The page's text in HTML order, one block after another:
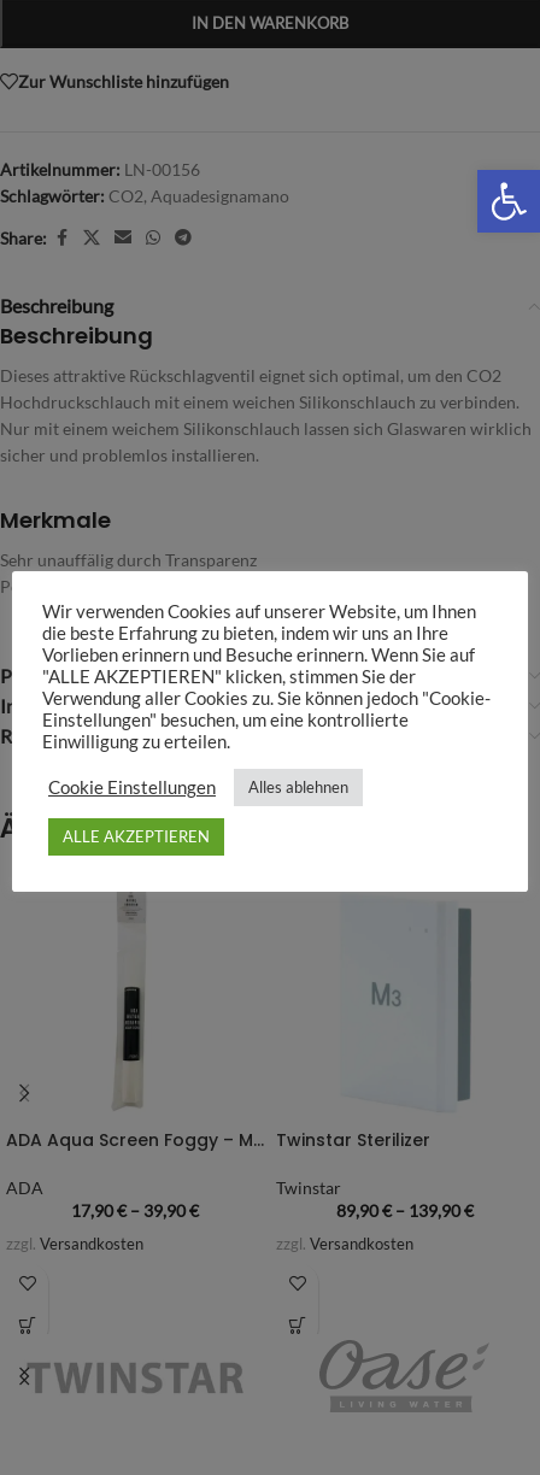
IN DEN WARENKORB
Zur Wunschliste hinzufügen
Artikelnummer: LN-00156
Schlagwörter: CO2, Aquadesignamano
Share:
Beschreibung
Beschreibung
Dieses attraktive Rückschlagventil eignet sich optimal, um den CO2
Hochdruckschlauch mit einem weichen Silikonschlauch zu verbinden.
Nur mit einem weichem Silikonschlauch lassen sich Glaswaren wirklich
sicher und problemlos installieren.
Merkmale
Sehr unauffälig durch Transparenz
Perfekt für den Übergang von Hochdruck- zu Silikonschlauch
Produktsicherheit
Infos über ADA
Rezensionen (0)
Ähnliche Produkte
ADA Aqua Screen Foggy – Milchglasfolie
ADA
17,90€– 39,90€
zzgl. Versandkosten
Twinstar Sterilizer
Twinstar
89,90€– 139,90€
zzgl. Versandkosten
Wir verwenden Cookies auf unserer Website, um Ihnen
die beste Erfahrung zu bieten, indem wir uns an Ihre
Vorlieben erinnern und Besuche erinnern. Wenn Sie auf
"ALLE AKZEPTIEREN" klicken, stimmen Sie der
Verwendung aller Cookies zu. Sie können jedoch "Cookie-
Einstellungen" besuchen, um eine kontrollierte
Einwilligung zu erteilen.
Cookie Einstellungen Alles ablehnen
ALLE AKZEPTIEREN